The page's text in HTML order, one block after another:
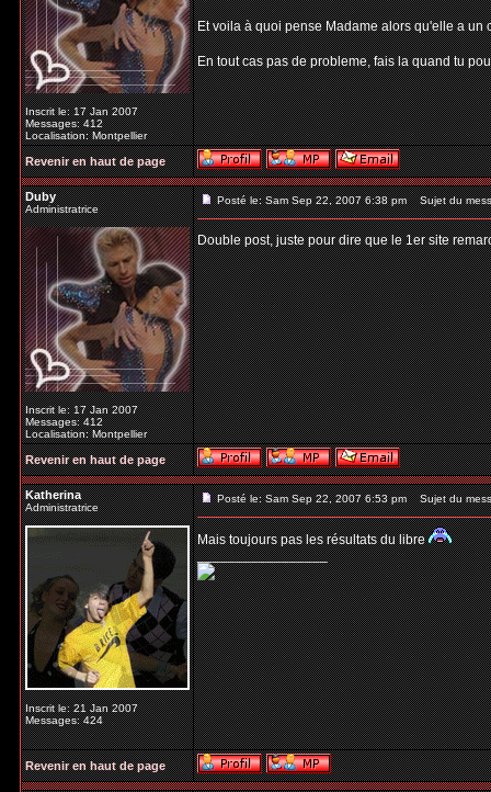
Inscrit le: 17 Jan 2007
Messages: 412
Localisation: Montpellier
Et voila à quoi pense Madame alors qu'elle a
En tout cas pas de probleme, fais la quand tu
Revenir en haut de page
Duby
Administratrice
Inscrit le: 17 Jan 2007
Messages: 412
Localisation: Montpellier
Posté le: Sam Sep 22, 2007 6:38 pm Sujet du
Double post, juste pour dire que le 1er site
Revenir en haut de page
Katherina
Administratrice
Inscrit le: 21 Jan 2007
Messages: 424
Posté le: Sam Sep 22, 2007 6:53 pm Sujet du
Mais toujours pas les résultats du libre
_________________
Revenir en haut de page